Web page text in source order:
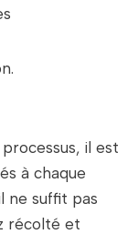
il est
à chaque
ne suffit pas
récolté et